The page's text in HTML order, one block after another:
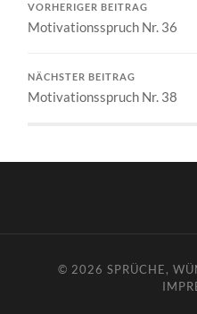
VORHERIGER BEITRAG
Motivationsspruch Nr. 36
NÄCHSTER BEITRAG
Motivationsspruch Nr. 38
© 2026SPRÜCHE,